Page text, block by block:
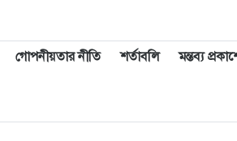
গোপনীয়তার নীতি শর্তাবলি মন্তব্য